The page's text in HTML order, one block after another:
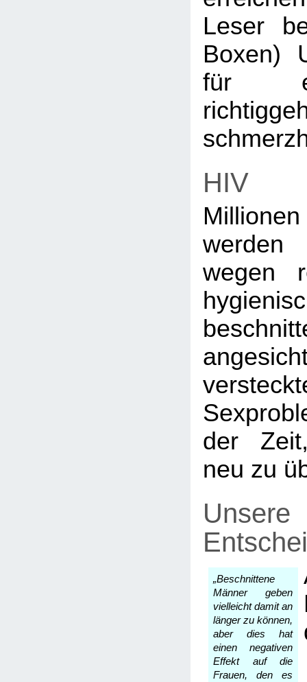
Leser
Boxen)
für
HIV
wegen
der
neu zu
Unsere
„Beschnittene
Männer geben
vielleicht damit an
länger zu können,
aber dies hat
einen negativen
Effekt auf die
Frauen, den es